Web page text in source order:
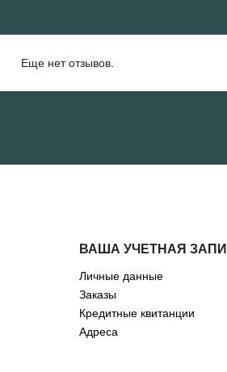
Еще нет отзывов.
ВАША УЧЕТНАЯ
Личные данные
Заказы
Кредитные квитанции
Адреса